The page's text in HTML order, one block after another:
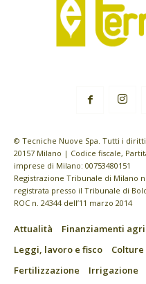
© Tecniche Nuove Spa. Tutti i
20157 Milano | Codice fiscale,
imprese di Milano: 00753480151
Registrazione Tribunale di Milano
registrata presso il Tribunale di
ROC n. 24344 dell’11 marzo 2014
Attualità Finanziamenti
Leggi, lavoro e fisco
Colture
Fertilizzazione
Irrigazione